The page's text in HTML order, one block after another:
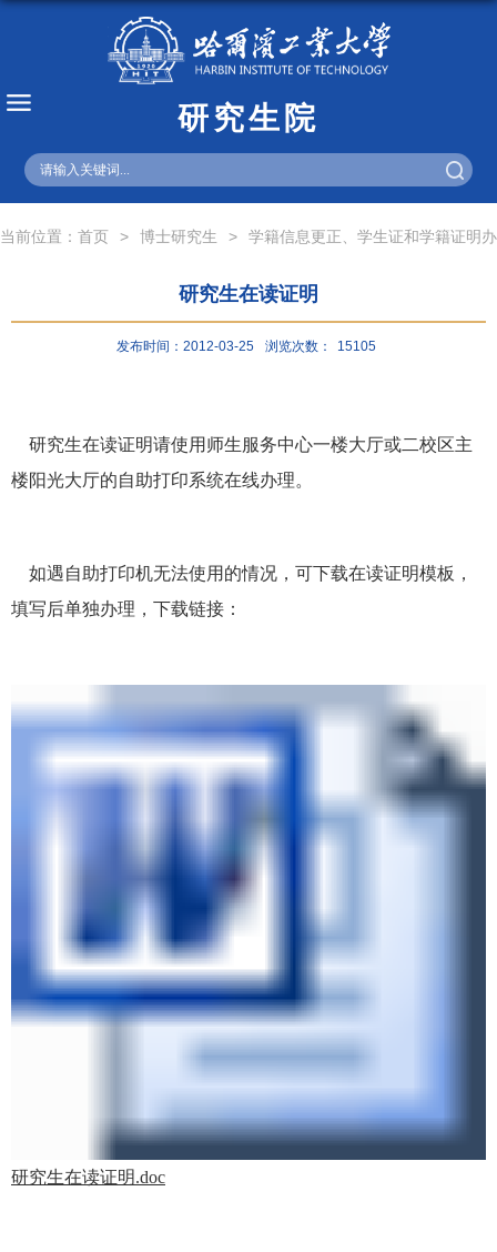
研究生院
当前位置： 首页 > 博士研究生 > 学籍信息更正、学生证和学籍证明
研究生在读证明
发布时间：2012-03-25 浏览次数： 15105
研究生在读证明请使用师生服务中心一楼大厅或二校区主
楼阳光大厅的自助打印系统在线办理。
如遇自助打印机无法使用的情况，可下载在读证明模板，
填写后单独办理，下载链接：
研究生在读证明.doc